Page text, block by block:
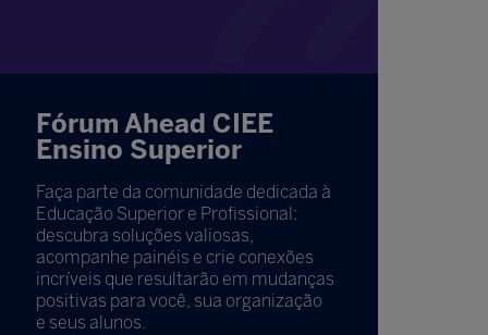
Fórum Ahead CIEE
Ensino Superior
Faça parte da comunidade dedicada à
Educação Superior e Profissional:
descubra soluções valiosas,
acompanhe painéis e crie conexões
incríveis que resultarão em mudanças
positivas para você, sua organização
e seus alunos.